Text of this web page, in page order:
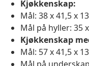
Kjøkkenskap:
Mål: 38 x 41,5 x
Mål på hyller: 35
Kjøkkenskap
Mål: 57 x 41,5 x